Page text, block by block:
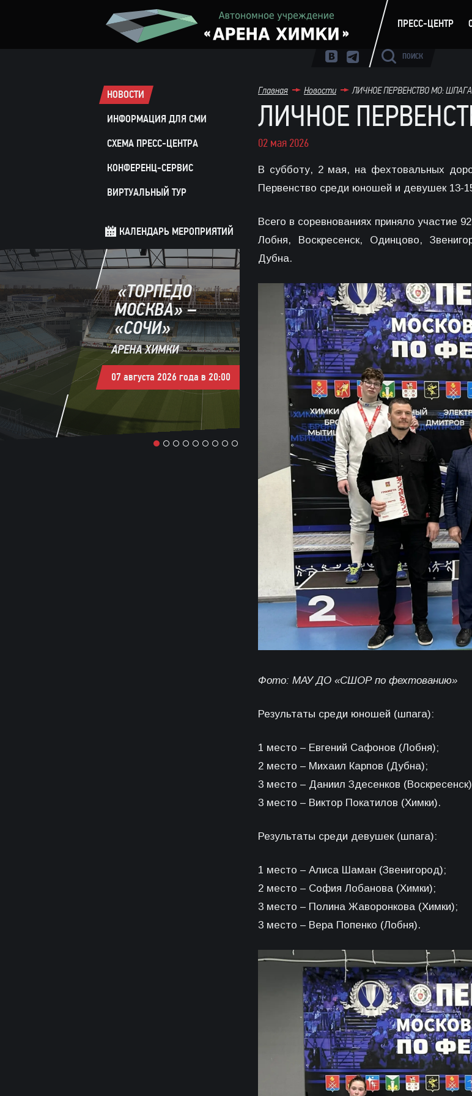
ПОИСК
ПРЕСС-ЦЕНТР
НОВОСТИ
ИНФОРМАЦИЯ ДЛЯ СМИ
СХЕМА ПРЕСС-ЦЕНТРА
КОНФЕРЕНЦ-СЕРВИС
ВИРТУАЛЬНЫЙ ТУР
КАЛЕНДАРЬ МЕРОПРИЯТИЙ
«КОСМОС» –
«ИСКРА»
НОВЫЕ ХИМКИ
08 августа 2026 года в 13:00
2 3 4 5 6 7 8 9
Главная Новости ЛИЧНОЕ ПЕРВЕНСТВО МО: ШПАГА
ЛИЧНОЕ
02 мая 2026
В субботу, 2 мая, на фехтовальных
Первенство среди юношей и девушек 13-
Всего в соревнованиях приняло участие
Лобня, Воскресенск, Одинцово,
Дубна.
Фото: МАУ ДО «СШОР по фехтованию»
Результаты среди юношей (шпага):
1 место – Евгений Сафонов (Лобня);
2 место – Михаил Карпов (Дубна);
3 место – Даниил Здесенков
3 место – Виктор Покатилов (Химки).
Результаты среди девушек (шпага):
1 место – Алиса Шаман (Звенигород);
2 место – София Лобанова (Химки);
3 место – Полина Жаворонкова (Химки);
3 место – Вера Попенко (Лобня).